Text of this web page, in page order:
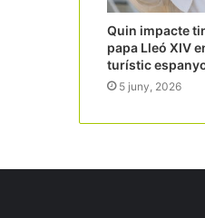
Quin impacte
papa Lleó XIV
turístic
5 juny, 2026